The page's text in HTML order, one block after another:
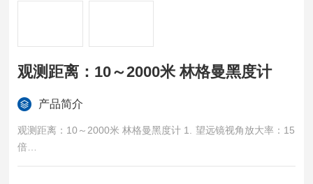
观测距离：10～2000米 林格曼黑度计
产品简介
观测距离：10～2000米 林格曼黑度计 1. 望远镜视角放大率：15
倍